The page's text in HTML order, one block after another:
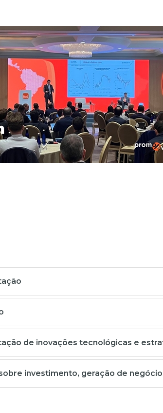
de inovações tecnológicas e
investimento, geração de